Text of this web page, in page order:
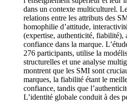
dans un contexte multiculturel.
relations entre les attributs des
homophilie d’attitude,
(expertise, authenticité, fiabilité),
confiance dans la marque.
276 participants, utilise la
structurelles et une analyse
montrent que les SMI sont
marques, la fiabilité étant le
confiance, tandis que
L’identité globale conduit à des